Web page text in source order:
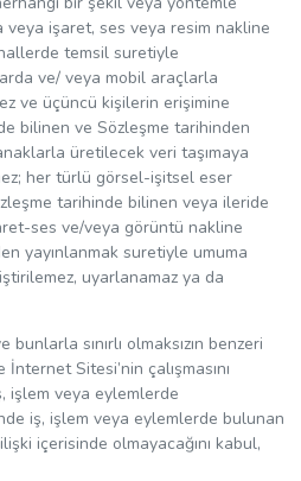
veya işaret, ses veya resim nakline
temsil suretiyle
ve/ veya mobil araçlarla
ve üçüncü kişilerin erişimine
bilinen ve Sözleşme tarihinden
üretilecek veri taşımaya
her türlü görsel-işitsel eser
tarihinde bilinen veya ileride
ses ve/veya görüntü nakline
yayınlanmak suretiyle umuma
uyarlanamaz ya da
bunlarla sınırlı olmaksızın benzeri
Sitesi’nin çalışmasını
işlem veya eylemlerde
iş, işlem veya eylemlerde bulunan
içerisinde olmayacağını kabul,